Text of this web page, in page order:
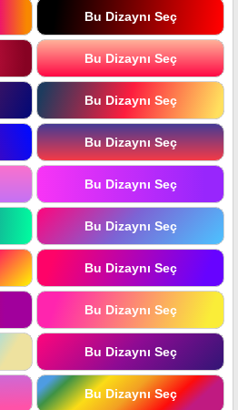
Bu Dizaynı Seç
Bu Dizaynı Seç
Bu Dizaynı Seç
Bu Dizaynı Seç
Bu Dizaynı Seç
Bu Dizaynı Seç
Bu Dizaynı Seç
Bu Dizaynı Seç
Bu Dizaynı Seç
Bu Dizaynı Seç